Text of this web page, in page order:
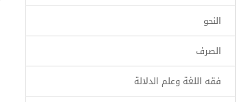
النحو
الصرف
فقه اللغة وعلم الدلالة